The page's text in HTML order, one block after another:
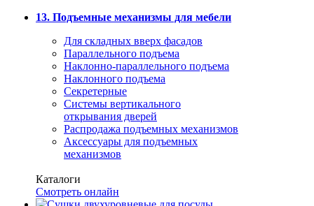
13. Подъемные механизмы для мебели
Для складных вверх фасадов
Параллельного подъема
Наклонно-параллельного подъема
Наклонного подъема
Секретерные
Системы вертикального
открывания дверей
Распродажа подъемных механизмов
Аксессуары для подъемных
механизмов
Каталоги
Смотреть онлайн